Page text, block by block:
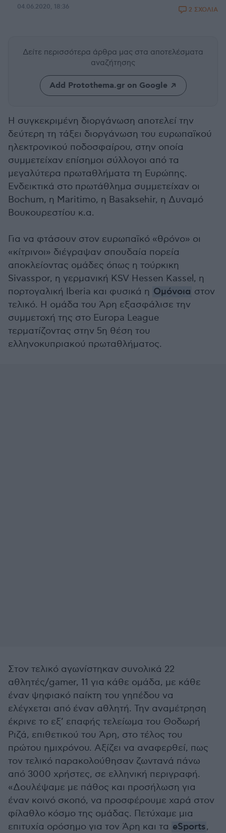
04.06.2020, 18:36 2 ΣΧΟΛΙΑ
Δείτε περισσότερα άρθρα μας στα αποτελέσματα
αναζήτησης
Add Protothema.gr on Google
Η συγκεκριμένη διοργάνωση αποτελεί την
δεύτερη τη τάξει διοργάνωση του ευρωπαϊκού
ηλεκτρονικού ποδοσφαίρου, στην οποία
συμμετείχαν επίσημοι σύλλογοι από τα
μεγαλύτερα πρωταθλήματα τη Ευρώπης.
Ενδεικτικά στο πρωτάθλημα συμμετείχαν οι
Bochum, η Maritimo, η Basaksehir, η Δυναμό
Βουκουρεστίου κ.α.
Για να φτάσουν στον ευρωπαϊκό «θρόνο» οι
«κίτρινοι» διέγραψαν σπουδαία πορεία
αποκλείοντας ομάδες όπως η τούρκικη
Sivasspor, η γερμανική KSV Hessen Kassel, η
πορτογαλική Iberia και φυσικά η Ομόνοια στον
τελικό. Η ομάδα του Άρη εξασφάλισε την
συμμετοχή της στο Europa League
τερματίζοντας στην 5η θέση του
ελληνοκυπριακού πρωταθλήματος.
Στον τελικό αγωνίστηκαν συνολικά 22
αθλητές/gamer, 11 για κάθε ομάδα, με κάθε
έναν ψηφιακό παίκτη του γηπέδου να
ελέγχεται από έναν αθλητή. Την αναμέτρηση
έκρινε το εξ’ επαφής τελείωμα του Θοδωρή
Ριζά, επιθετικού του Άρη, στο τέλος του
πρώτου ημιχρόνου. Αξίζει να αναφερθεί, πως
τον τελικό παρακολούθησαν ζωντανά πάνω
από 3000 χρήστες, σε ελληνική περιγραφή.
«Δουλέψαμε με πάθος και προσήλωση για
έναν κοινό σκοπό, να προσφέρουμε χαρά στον
φίλαθλο κόσμο της ομάδας. Πετύχαμε μια
επιτυχία ορόσημο για τον Άρη και τα eSports,